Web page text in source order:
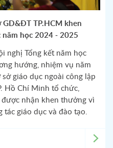
GD&ĐT TP.HCM khen
học 2024 - 2025
nghị Tổng kết năm học
hướng, nhiệm vụ năm
giáo dục ngoài công lập
Hồ Chí Minh tổ chức,
được nhận khen thưởng vì
tác giáo dục và đào tạo.